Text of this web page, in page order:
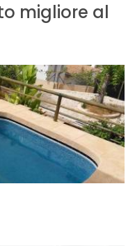
migliore al